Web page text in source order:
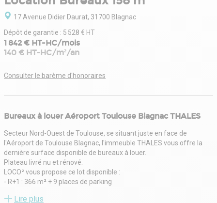
17 Avenue Didier Daurat, 31700 Blagnac
Dépôt de garantie : 5 528 € HT
1 842 € HT-HC/mois
140 € HT-HC/m²/an
Consulter le barème d'honoraires
Bureaux à louer Aéroport Toulouse Blagnac THALES
Secteur Nord-Ouest de Toulouse, se situant juste en face de
l'Aéroport de Toulouse Blagnac, l'immeuble THALES vous offre la
dernière surface disponible de bureaux à louer.
Plateau livré nu et rénové.
LOCO² vous propose ce lot disponible :
- R+1 : 366 m² + 9 places de parking
- R+2 : 158 m² + 3places de parking, disponible en décembre 2025
Lire plus